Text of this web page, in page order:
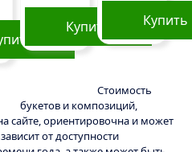
Купить Купить
Стоимость
букетов и композиций,
сайте, ориентировочна и может
от доступности